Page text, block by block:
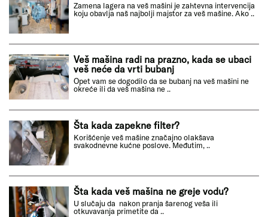
Zamena lagera na veš mašini je zahtevna intervencija
koju obavlja naš najbolji majstor za veš mašine. Ako ..
Veš mašina radi na prazno, kada se ubaci
veš neće da vrti bubanj
Opet vam se dogodilo da se bubanj na veš mašini ne
okreće ili da veš mašina ne ..
Šta kada zapekne filter?
Korišćenje veš mašine značajno olakšava
svakodnevne kućne poslove. Međutim, ..
Šta kada veš mašina ne greje vodu?
U slučaju da nakon pranja šarenog veša ili
otkuvavanja primetite da ..